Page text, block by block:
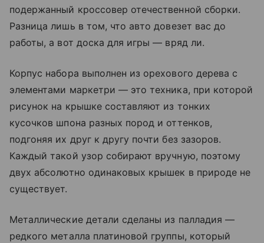
подержанный кроссовер отечественной сборки.
Разница лишь в том, что авто довезет вас до
работы, а вот доска для игры — вряд ли.
Корпус набора выполнен из орехового дерева с
элементами маркетри — это техника, при которой
рисунок на крышке составляют из тонких
кусочков шпона разных пород и оттенков,
подгоняя их друг к другу почти без зазоров.
Каждый такой узор собирают вручную, поэтому
двух абсолютно одинаковых крышек в природе не
существует.
Металлические детали сделаны из палладия —
редкого металла платиновой группы, который